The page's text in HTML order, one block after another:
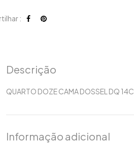
:
Descrição
QUARTO DOZE CAMA DOSSEL DQ 14C
Informação adicional